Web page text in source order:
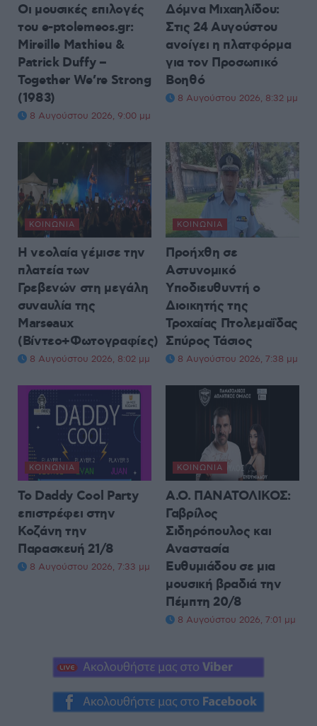
Οι μουσικές επιλογές
του e-ptolemeos.gr:
Mireille Mathieu &
Patrick Duffy –
Together We’re Strong
(1983)
8 Αυγούστου 2026, 9:00 μμ
Δόμνα Μιχαηλίδου:
Στις 24 Αυγούστου
ανοίγει η πλατφόρμα
για τον Προσωπικό
Βοηθό
8 Αυγούστου 2026, 8:32 μμ
ΚΟΙΝΩΝΊΑ
Η νεολαία γέμισε την
πλατεία των
Γρεβενών στη μεγάλη
συναυλία της
Marseaux
(Βίντεο+Φωτογραφίες)
8 Αυγούστου 2026, 8:02 μμ
ΚΟΙΝΩΝΊΑ
Προήχθη σε
Αστυνομικό
Υποδιευθυντή ο
Διοικητής της
Τροχαίας Πτολεμαΐδας
Σπύρος Τάσιος
8 Αυγούστου 2026, 7:38 μμ
ΚΟΙΝΩΝΊΑ
Το Daddy Cool Party
επιστρέφει στην
Κοζάνη την
Παρασκευή 21/8
8 Αυγούστου 2026, 7:33 μμ
ΚΟΙΝΩΝΊΑ
Α.Ο. ΠΑΝΑΤΟΛΙΚΟΣ:
Γαβρίλος
Σιδηρόπουλος και
Αναστασία
Ευθυμιάδου σε μια
μουσική βραδιά την
Πέμπτη 20/8
8 Αυγούστου 2026, 7:01 μμ